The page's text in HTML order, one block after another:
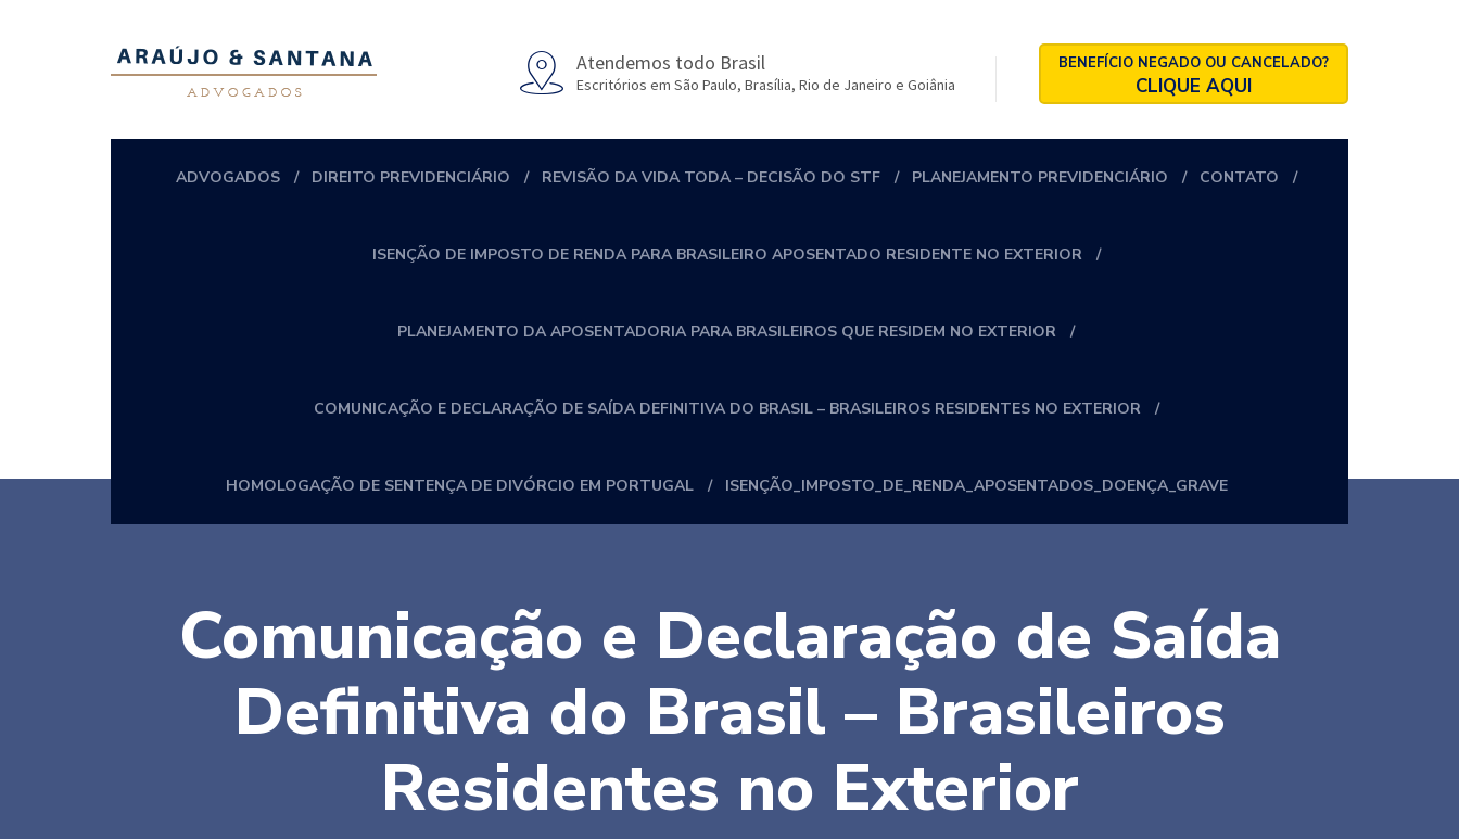
Atendemos todo Brasil
Escritórios em São Paulo, Brasília, Rio de Janeiro e Goiânia
BENEFÍCIO NEGADO OU CANCELADO?
CLIQUE AQUI
ADVOGADOS DIREITO PREVIDENCIÁRIO REVISÃO DA VIDA TODA – DECISÃO DO STF PLANEJAMENTO PREVIDENCIÁRIO CONTATO
ISENÇÃO DE IMPOSTO DE RENDA PARA BRASILEIRO APOSENTADO RESIDENTE NO EXTERIOR
PLANEJAMENTO DA APOSENTADORIA PARA BRASILEIROS QUE RESIDEM NO EXTERIOR
COMUNICAÇÃO E DECLARAÇÃO DE SAÍDA DEFINITIVA DO BRASIL – BRASILEIROS RESIDENTES NO EXTERIOR
HOMOLOGAÇÃO DE SENTENÇA DE DIVÓRCIO EM PORTUGAL ISENÇÃO_IMPOSTO_DE_RENDA_APOSENTADOS_DOENÇA_GRAVE
Comunicação e Declaração de Saída
Definitiva do Brasil – Brasileiros
Residentes no Exterior